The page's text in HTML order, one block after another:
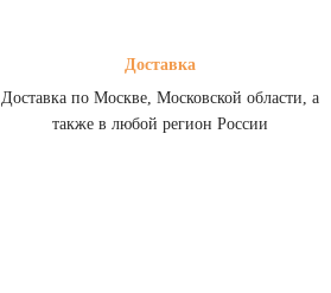
Доставка
Доставка по Москве, Московской области, а
также в любой регион России